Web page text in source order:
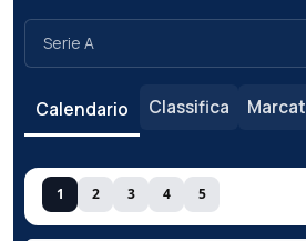
Calendario Classifica
1 2 3 4 5